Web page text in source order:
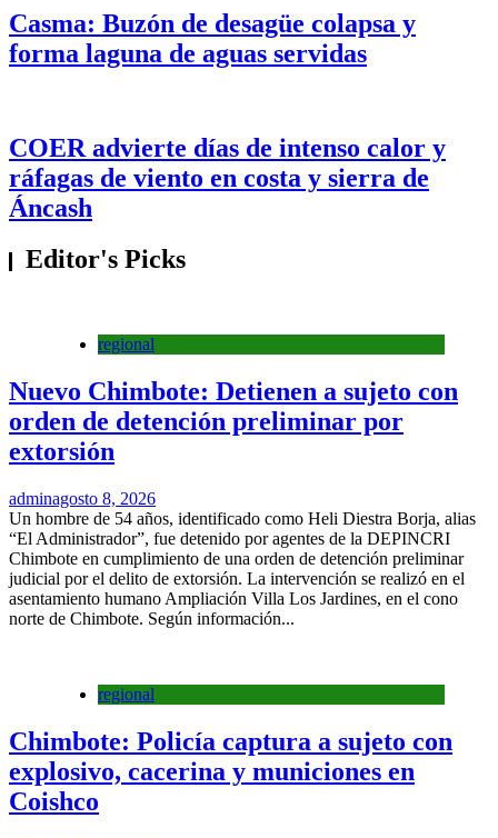
Casma: Buzón de desagüe colapsa y
forma laguna de aguas servidas
COER advierte días de intenso calor y
ráfagas de viento en costa y sierra de
Áncash
Editor's Picks
regional
Nuevo Chimbote: Detienen a sujeto con
orden de detención preliminar por
extorsión
adminagosto 8, 2026
Un hombre de 54 años, identificado como Heli Diestra Borja, alias
“El Administrador”, fue detenido por agentes de la DEPINCRI
Chimbote en cumplimiento de una orden de detención preliminar
judicial por el delito de extorsión. La intervención se realizó en el
asentamiento humano Ampliación Villa Los Jardines, en el cono
norte de Chimbote. Según información...
regional
Chimbote: Policía captura a sujeto con
explosivo, cacerina y municiones en
Coishco